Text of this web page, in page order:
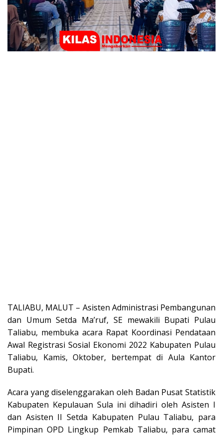
TALIABU, MALUT – Asisten Administrasi Pembangunan
dan Umum Setda Ma’ruf, SE mewakili Bupati Pulau
Taliabu, membuka acara Rapat Koordinasi Pendataan
Awal Registrasi Sosial Ekonomi 2022 Kabupaten Pulau
Taliabu, Kamis, Oktober, bertempat di Aula Kantor
Bupati.
Acara yang diselenggarakan oleh Badan Pusat Statistik
Kabupaten Kepulauan Sula ini dihadiri oleh Asisten I
dan Asisten II Setda Kabupaten Pulau Taliabu, para
Pimpinan OPD Lingkup Pemkab Taliabu, para camat